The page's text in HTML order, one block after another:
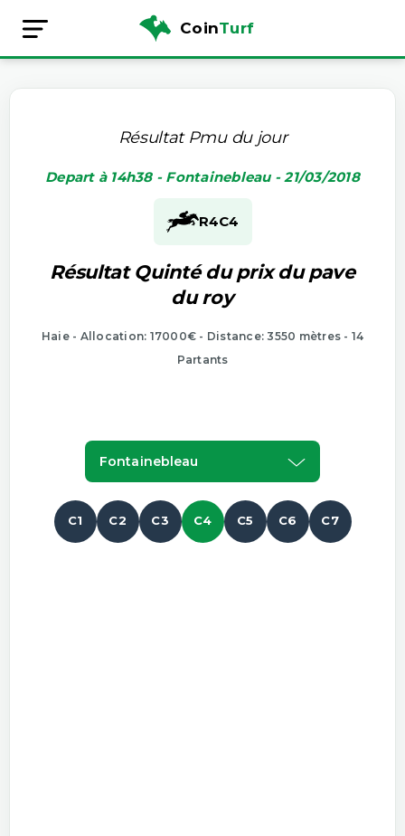
CoinTurf
Résultat Pmu du jour
Depart à 14h38 - Fontainebleau - 21/03/2018
R4C4
Résultat Quinté du prix du pave
du roy
Haie - Allocation: 17000€ - Distance: 3550 mètres - 14
Partants
Fontainebleau
C1 C2 C3 C4 C5 C6 C7